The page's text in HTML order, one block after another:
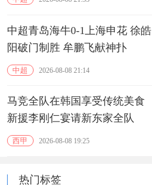
中超青岛海牛0-1上海申花 徐皓
阳破门制胜 牟鹏飞献神扑
中超 2026-08-08 21:14
马竞全队在韩国享受传统美食
新援李刚仁宴请新东家全队
西甲 2026-08-08 19:25
热门标签